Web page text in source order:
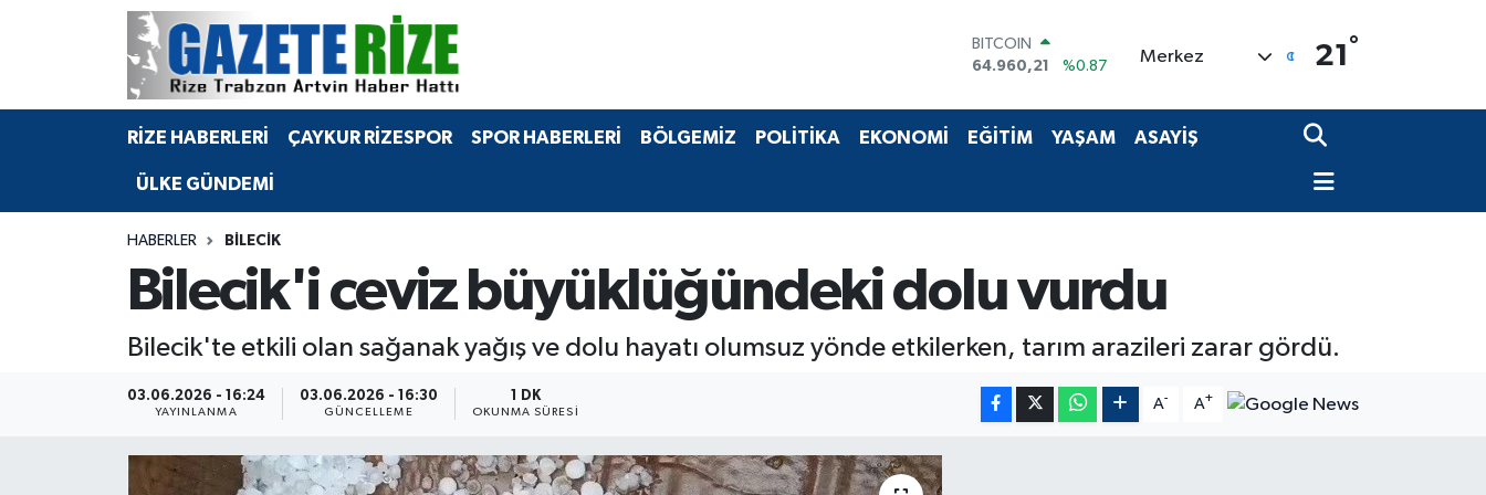
BITCOIN
64.960,21
%0.87
47,7436
%0.18
EURO
13.779
%-14
Merkez 21 °
RİZE HABERLERİ ÇAYKUR RİZESPOR SPOR HABERLERİ BÖLGEMİZ POLİTİKA EKONOMİ EĞİTİM YAŞAM ASAYİŞ
ÜLKE GÜNDEMİ
HABERLER BILECIK
Bilecik'i ceviz büyüklüğündeki dolu vurdu
Bilecik'te etkili olan sağanak yağış ve dolu hayatı olumsuz yönde etkilerken, tarım arazileri zarar gördü.
03.06.2026 - 16:24
YAYINLANMA
03.06.2026 - 16:30
GÜNCELLEME
1 DK
OKUNMA SÜRESI
A- A+
BÖLGEMİZ
Bilim Teknoloji
Advertising news
Merkez Nöbetçi Eczaneler
Merkez Hava Durumu
Merkez Trafik Yoğunluk Haritası
Tüm Manşetler
Haber Arşivi